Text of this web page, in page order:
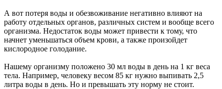
А вот потеря воды и обезвоживание негативно влияют на
работу отдельных органов, различных систем и вообще всего
организма. Недостаток воды может привести к тому, что
начнет уменьшаться объем крови, а также произойдет
кислородное голодание.
Нашему организму положено 30 мл воды в день на 1 кг веса
тела. Например, человеку весом 85 кг нужно выпивать 2,5
литра воды в день. Но и превышать эту норму не стоит.